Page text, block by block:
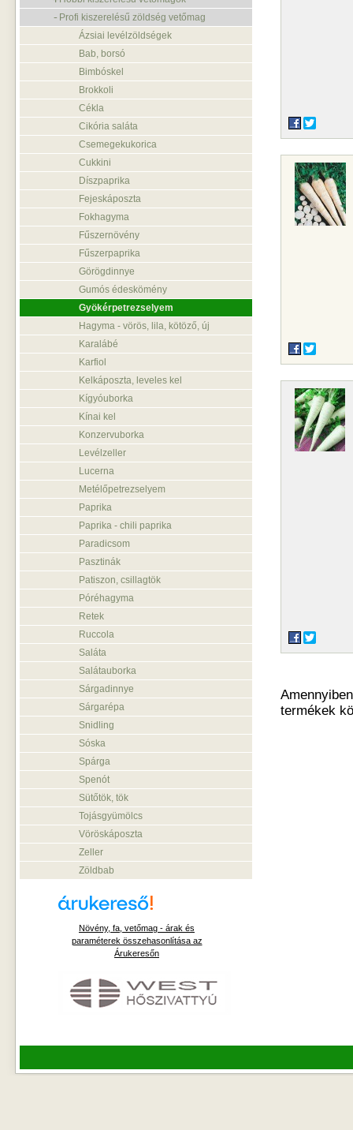
termékek
Profi kiszerelésű zöldség vetőmag
Ázsiai levélzöldségek
Bab, borsó
Bimbóskel
Brokkoli
Cékla
Cikória saláta
Csemegekukorica
Cukkini
Díszpaprika
Fejeskáposzta
Fokhagyma
Fűszernövény
Fűszerpaprika
Görögdinnye
Gumós édeskömény
Gyökérpetrezselyem
Hagyma - vörös, lila, kötöző, új
Karalábé
Karfiol
Kelkáposzta, leveles kel
Kígyóuborka
Kínai kel
Konzervuborka
Levélzeller
Lucerna
Metélőpetrezselyem
Paprika
Paprika - chili paprika
Paradicsom
Pasztinák
Patiszon, csillagtök
Póréhagyma
Retek
Ruccola
Saláta
Salátauborka
Sárgadinnye
Sárgarépa
Snidling
Sóska
Spárga
Spenót
Sütőtök, tök
Tojásgyümölcs
Vöröskáposzta
Zeller
Zöldbab
Növény, fa, vetőmag - árak és
paraméterek összehasonlítása az
Árukeresőn